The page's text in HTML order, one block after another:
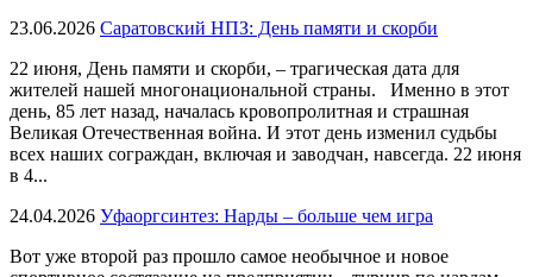
23.06.2026 Саратовский НПЗ: День памяти и скорби
22 июня, День памяти и скорби, – трагическая дата для
жителей нашей многонациональной страны. Именно в этот
день, 85 лет назад, началась кровопролитная и страшная
Великая Отечественная война. И этот день изменил судьбы
всех наших сограждан, включая и заводчан, навсегда. 22 июня
в 4...
24.04.2026 Уфаоргсинтез: Нарды – больше чем игра
Вот уже второй раз прошло самое необычное и новое